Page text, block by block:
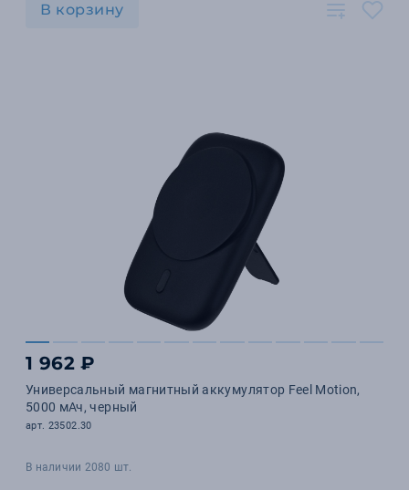
В корзину
1 962 ₽
Универсальный магнитный аккумулятор Feel Motion,
5000 мАч, черный
арт. 23502.30
В наличии 2080 шт.